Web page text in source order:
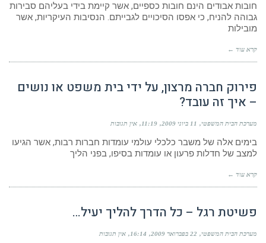
חובות אבודים הינם חובות כספיים, אשר קיימת בידי בעליהם סבירות
גבוהה להניח, כי אפסו הסיכויים לגבייתם. הנסיבות העיקריות, אשר
מובילות
קרא עוד ←
פירוק חברה מרצון, על ידי בית משפט או נושים
– איך זה עובד?
מערכת הבית המשפטי 11 ביוני 2009 11:19 אין תגובות
בימים אלה של משבר כלכלי עולמי עומדות חברות רבות, אשר הגיעו
למצב של חדלות פרעון או עומדות בסיפו, בפני הליך
קרא עוד ←
פשיטת רגל – כל הדרך להליך יעיל…
מערכת הבית המשפטי 22 בפברואר 2009 16:14 אין תגובות